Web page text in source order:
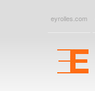
eyrolles.com